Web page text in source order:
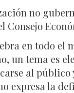
no
en todo el
un tema es
al público
expresa la